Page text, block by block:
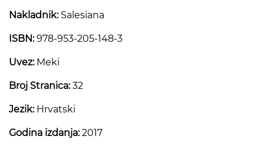
Nakladnik: Salesiana
ISBN:978-953-205-148-3
Uvez:Meki
Broj Stranica:32
Jezik:Hrvatski
Godina izdanja:2017